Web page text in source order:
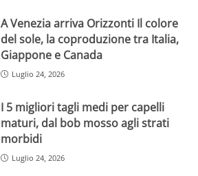
A Venezia arriva Orizzonti Il colore
del sole, la coproduzione tra Italia,
Giappone e Canada
Luglio 24, 2026
I 5 migliori tagli medi per capelli
maturi, dal bob mosso agli strati
morbidi
Luglio 24, 2026